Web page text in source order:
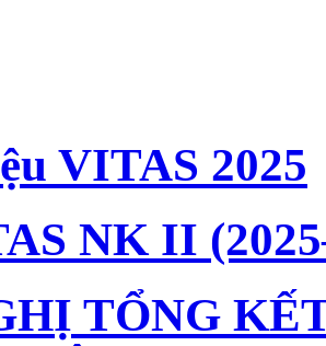
VITAS 2025
NK II
TỔNG